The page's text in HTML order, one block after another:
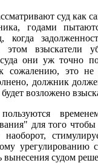
суд как
годами
когда
этом взыскатели
они уж точно
сожалению, это не
должник
возложено
для того
урегулированию
вынесения судом